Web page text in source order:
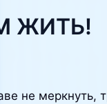
ЖИТЬ!
не меркнуть,